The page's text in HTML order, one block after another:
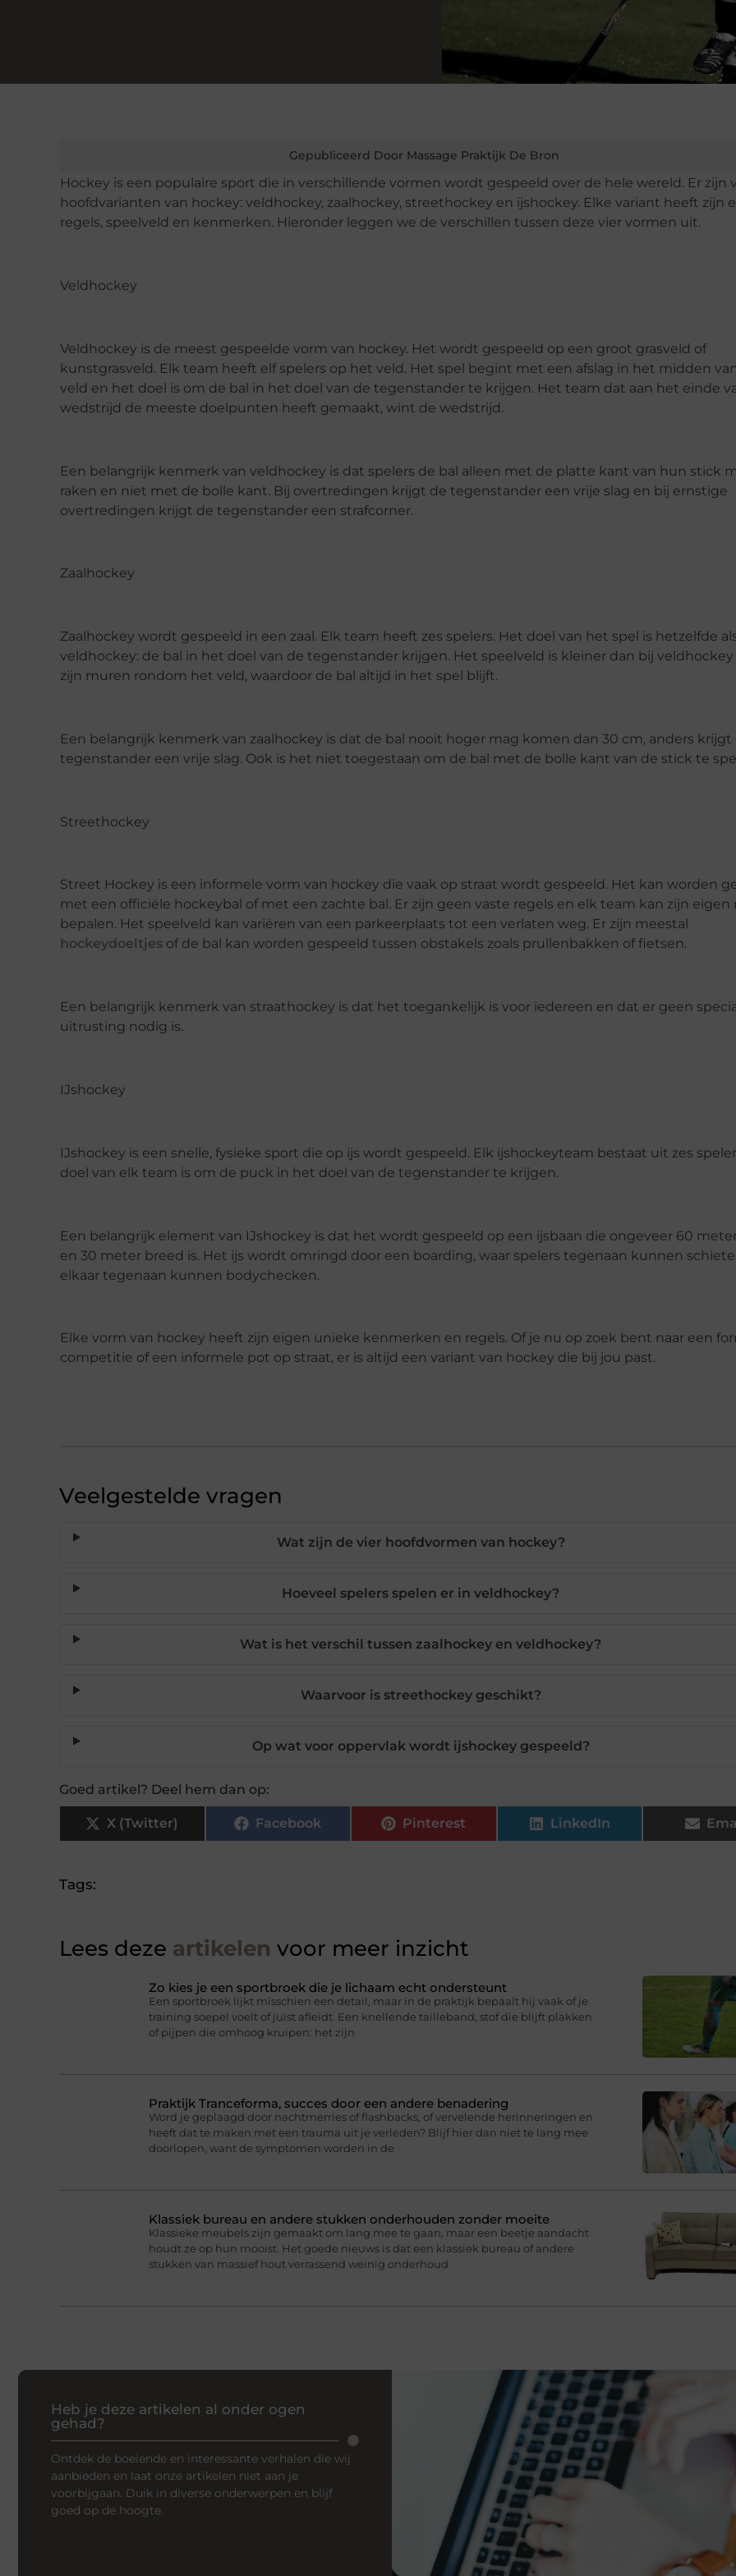
Gepubliceerd Door Massage Praktijk De Bron
Hockey is een populaire sport die in verschillende vormen wordt gespeeld over de hele wereld. Er zijn
hoofdvarianten van hockey: veldhockey, zaalhockey, streethockey en ijshockey. Elke variant heeft zijn
regels, speelveld en kenmerken. Hieronder leggen we de verschillen tussen deze vier vormen uit.
Veldhockey
Veldhockey is de meest gespeelde vorm van hockey. Het wordt gespeeld op een groot grasveld of
kunstgrasveld. Elk team heeft elf spelers op het veld. Het spel begint met een afslag in het midden
veld en het doel is om de bal in het doel van de tegenstander te krijgen. Het team dat aan het einde
wedstrijd de meeste doelpunten heeft gemaakt, wint de wedstrijd.
Een belangrijk kenmerk van veldhockey is dat spelers de bal alleen met de platte kant van hun stick
raken en niet met de bolle kant. Bij overtredingen krijgt de tegenstander een vrije slag en bij ernstige
overtredingen krijgt de tegenstander een strafcorner.
Zaalhockey
Zaalhockey wordt gespeeld in een zaal. Elk team heeft zes spelers. Het doel van het spel is hetzelfde
veldhockey: de bal in het doel van de tegenstander krijgen. Het speelveld is kleiner dan bij veldhockey
zijn muren rondom het veld, waardoor de bal altijd in het spel blijft.
Een belangrijk kenmerk van zaalhockey is dat de bal nooit hoger mag komen dan 30 cm, anders krijgt
tegenstander een vrije slag. Ook is het niet toegestaan om de bal met de bolle kant van de stick te
Streethockey
Street Hockey is een informele vorm van hockey die vaak op straat wordt gespeeld. Het kan worden
met een officiële hockeybal of met een zachte bal. Er zijn geen vaste regels en elk team kan zijn eigen
bepalen. Het speelveld kan variëren van een parkeerplaats tot een verlaten weg. Er zijn meestal
hockeydoeltjes of de bal kan worden gespeeld tussen obstakels zoals prullenbakken of fietsen.
Een belangrijk kenmerk van straathockey is dat het toegankelijk is voor iedereen en dat er geen
uitrusting nodig is.
IJshockey
IJshockey is een snelle, fysieke sport die op ijs wordt gespeeld. Elk ijshockeyteam bestaat uit zes
doel van elk team is om de puck in het doel van de tegenstander te krijgen.
Een belangrijk element van IJshockey is dat het wordt gespeeld op een ijsbaan die ongeveer 60
en 30 meter breed is. Het ijs wordt omringd door een boarding, waar spelers tegenaan kunnen
elkaar tegenaan kunnen bodychecken.
Elke vorm van hockey heeft zijn eigen unieke kenmerken en regels. Of je nu op zoek bent naar een
competitie of een informele pot op straat, er is altijd een variant van hockey die bij jou past.
Veelgestelde vragen
Wat zijn de vier hoofdvormen van hockey?
Hoeveel spelers spelen er in veldhockey?
Wat is het verschil tussen zaalhockey en veldhockey?
Waarvoor is streethockey geschikt?
Op wat voor oppervlak wordt ijshockey gespeeld?
Goed artikel? Deel hem dan op:
X (Twitter) Facebook Pinterest LinkedIn
Tags:
Lees deze artikelen voor meer inzicht
Zo kies je een sportbroek die je lichaam echt ondersteunt
Een sportbroek lijkt misschien een detail, maar in de praktijk bepaalt hij vaak of je
training soepel voelt of juist afleidt. Een knellende tailleband, stof die blijft plakken
of pijpen die omhoog kruipen: het zijn
Praktijk Tranceforma, succes door een andere benadering
Word je geplaagd door nachtmerries of flashbacks, of vervelende herinneringen en
heeft dat te maken met een trauma uit je verleden? Blijf hier dan niet te lang mee
doorlopen, want de symptomen worden in de
Klassiek bureau en andere stukken onderhouden zonder moeite
Klassieke meubels zijn gemaakt om lang mee te gaan, maar een beetje aandacht
houdt ze op hun mooist. Het goede nieuws is dat een klassiek bureau of andere
stukken van massief hout verrassend weinig onderhoud
Heb je deze artikelen al onder ogen
gehad?
Ontdek de boeiende en interessante verhalen die wij
aanbieden en laat onze artikelen niet aan je
voorbijgaan. Duik in diverse onderwerpen en blijf
goed op de hoogte.